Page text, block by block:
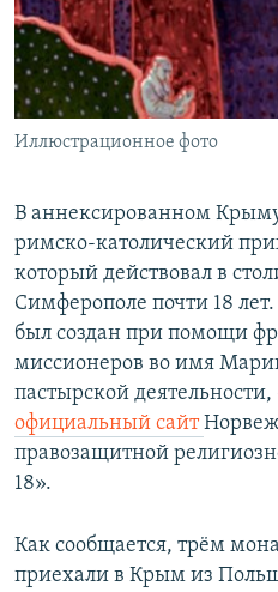
ПОБЕДИТЕЛЕЙ НЕ СУДЯТ?
КРЫМ.НЕПОКОРЕННЫЙ
ELIFBE
УКРАИНСКАЯ ПРОБЛЕМА КРЫМА
ПРИСОЕДИНЯЙТЕСЬ!
Иллюстрационное фото
В аннексированном
римско-католический
который действовал в
Симферополе почти 18
был создан при помощи
миссионеров во имя
пастырской деятельности,
официальный сайт
правозащитной
18».
Как сообщается, трём
приехали в Крым из